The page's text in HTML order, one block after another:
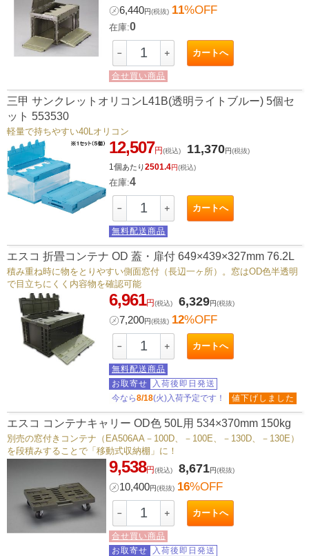
㋱6,440円(税抜) 11%OFF
在庫:0
－ ＋ カートへ
合せ買い商品
三甲 サンクレットオリコンL41B(透明ライトブルー) 5個セ
ット 553530
軽量で持ちやすい40Lオリコン
12,507円(税込) 11,370円(税抜)
1個あたり2501.4円(税込)
在庫:4
－ ＋ カートへ
無料配送商品
エスコ 折畳コンテナ OD 蓋・扉付 649×439×327mm 76.2L
積み重ね時に物をとりやすい側面窓付（長辺一ヶ所）。窓はOD色半透明
で目立ちにくく内容物を確認可能
6,961円(税込) 6,329円(税抜)
㋱7,200円(税抜) 12%OFF
－ ＋ カートへ
無料配送商品
お取寄せ
入荷後即日発送
今なら8/18(火)入荷予定です！ 値下げしました
エスコ コンテナキャリー OD色 50L用 534×370mm 150kg
別売の窓付きコンテナ（EA506AA－100D、－100E、－130D、－130E）
を段積みすることで「移動式収納棚」に！
9,538円(税込) 8,671円(税抜)
㋱10,400円(税抜) 16%OFF
－ ＋ カートへ
合せ買い商品
お取寄せ
入荷後即日発送